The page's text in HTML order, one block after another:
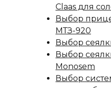
Claas для
Выбор
МТЗ-920
Выбор
Выбор
Monosem
Выбор